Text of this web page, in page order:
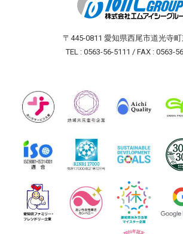
〒445-0811 愛知県西尾市道光寺
TEL : 0563-56-5111 / FAX : 0563-